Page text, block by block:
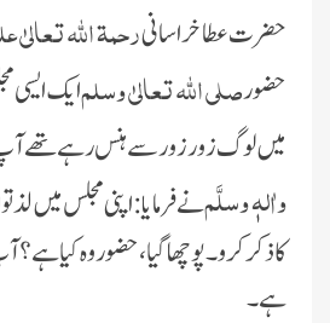
حضرت عطا خراسانیرحمۃ اللہ تعالیٰ
حضورصلی اللہ تعالیٰ وسلمایک
میں لوگ زور زور سے ہنس رہے تھے
واٰلہٖ وسلَّمنے فرمایا: اپنی مجلس میں
کاذکر کرو۔ پوچھا گیا، حضور وہ کیا
ہے۔